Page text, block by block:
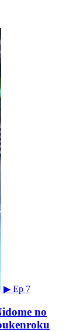
▶ Ep 7
no